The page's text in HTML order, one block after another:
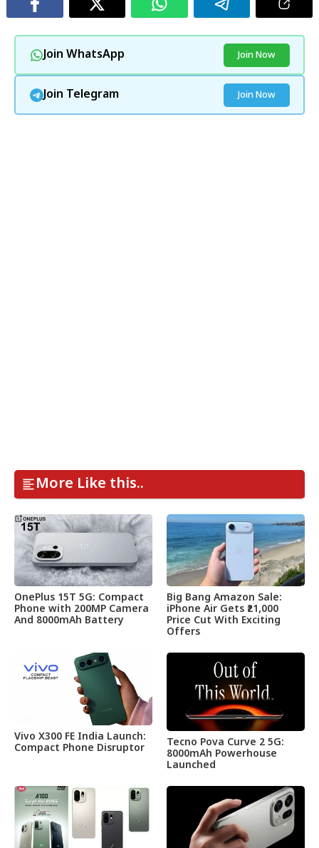
Join WhatsApp Join Now
Join Telegram Join Now
More Like this..
OnePlus 15T 5G: Compact
Phone with 200MP Camera
And 8000mAh Battery
Big Bang Amazon Sale:
iPhone Air Gets ₹21,000
Price Cut With Exciting
Offers
Vivo X300 FE India Launch:
Compact Phone Disruptor
Tecno Pova Curve 2 5G:
8000mAh Powerhouse
Launched